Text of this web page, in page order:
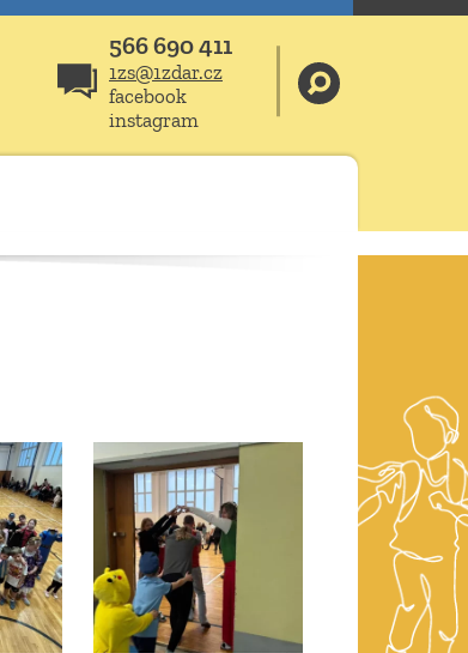
566 690 411
1zs@1zdar.cz
facebook
instagram